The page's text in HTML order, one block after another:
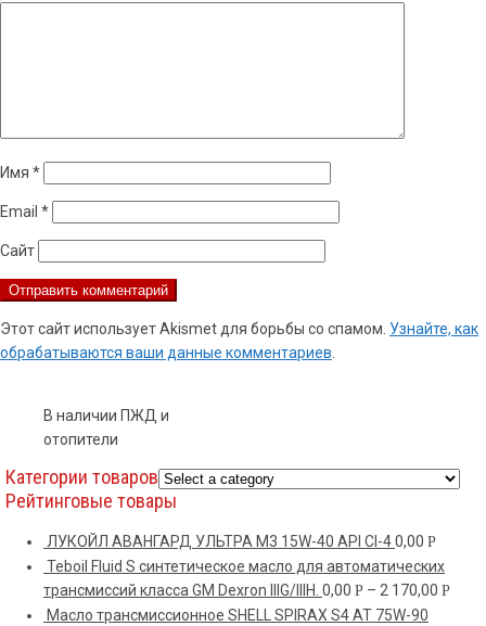
Имя *
Email *
Сайт
Этот сайт использует Akismet для борьбы со спамом. Узнайте, как
обрабатываются ваши данные комментариев
В наличии ПЖД и
отопители
Категории товаров
Рейтинговые товары
ЛУКОЙЛ АВАНГАРД УЛЬТРА M3 15W-40 API CI-40,00 Р
Teboil Fluid S синтетическое масло для автоматических
трансмиссий класса GM Dexron IIIG/IIIH. 0,00 Р – 2 170,00 Р
Масло трансмиссионное SHELL SPIRAX S4 AT 75W-90